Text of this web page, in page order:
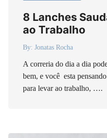
8 Lanches
ao Trabalho
By: Jonatas Rocha
A correria do dia a dia
bem, e você esta
para levar ao trabalho, ….